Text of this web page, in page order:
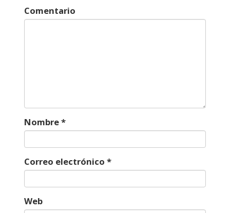
Comentario
Nombre*
Correo electrónico *
Web